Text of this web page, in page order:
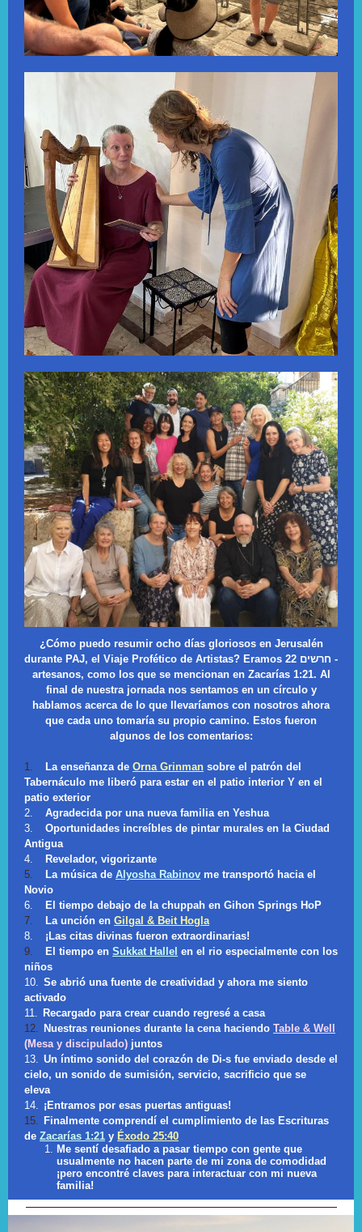
¿Cómo puedo resumir ocho días gloriosos en Jerusalén
durante PAJ, el Viaje Profético de Artistas? Eramos 22 חרשים -
artesanos, como los que se mencionan en Zacarías 1:21. Al
final de nuestra jornada nos sentamos en un círculo y
hablamos acerca de lo que llevaríamos con nosotros ahora
que cada uno tomaría su propio camino. Estos fueron
algunos de los comentarios:
1. La enseñanza de Orna Grinman sobre el patrón del
Tabernáculo me liberó para estar en el patio interior Y en el
patio exterior
2.
Agradecida por una nueva familia en Yeshua
3.
Oportunidades increíbles de pintar murales en la Ciudad
Antigua
4.
Revelador, vigorizante
5.
La música de Alyosha Rabinov me transportó hacia el
Novio
6.
El tiempo debajo de la chuppah en Gihon Springs HoP
7.
La unción en Gilgal & Beit Hogla
8.
¡Las citas divinas fueron extraordinarias!
9.
El tiempo en Sukkat Hallel en el rio especialmente con los
niños
10. Se abrió una fuente de creatividad y ahora me siento
activado
11. Recargado para crear cuando regresé a casa
12. Nuestras reuniones durante la cena haciendo Table & Well
(Mesa y discipulado) juntos
13. Un íntimo sonido del corazón de Di-s fue enviado desde el
cielo, un sonido de sumisión, servicio, sacrificio que se
eleva
14. ¡Entramos por esas puertas antiguas!
15. Finalmente comprendí el cumplimiento de las Escrituras
de Zacarías 1:21 y Éxodo 25:40
Me sentí desafiado a pasar tiempo con gente que
usualmente no hacen parte de mi zona de comodidad
¡pero encontré claves para interactuar con mi nueva
familia!